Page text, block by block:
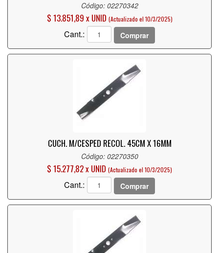
Código: 02270342
$ 13.851,89 x UNID (Actualizado el 10/3/2025)
Cant.: Comprar
CUCH. M/CESPED RECOL. 45CM X 16MM
Código: 02270350
$ 15.277,82 x UNID (Actualizado el 10/3/2025)
Cant.: Comprar